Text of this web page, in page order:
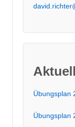
Übungsplan
Übungsplan